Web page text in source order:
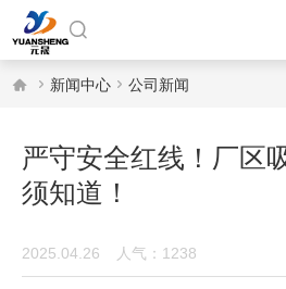

  新闻中心  公司新闻
严守安全红线！厂区
须知道！
2025.04.26 人气：1238